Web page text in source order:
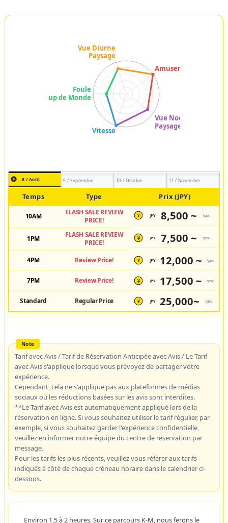
8 / Août 9 / Septembre 10 / Octobre 11 / Novembre
Temps Type Prix (JPY)
10AM
FLASH SALE REVIEW
PRICE!
¥ JPY 8,500 ~ /pax
1PM
FLASH SALE REVIEW
PRICE!
¥ JPY 7,500 ~ /pax
4PM Review Price! ¥ JPY 12,000 ~ /pax
7PM Review Price! ¥ JPY 17,500 ~ /pax
Standard Regular Price ¥ JPY 25,000~ /pax
Tarif avec Avis / Tarif de Réservation Anticipée avec Avis / Le Tarif
avec Avis s'applique lorsque vous prévoyez de partager votre
expérience.
Cependant, cela ne s'applique pas aux plateformes de médias
sociaux où les réductions basées sur les avis sont interdites.
**Le Tarif avec Avis est automatiquement appliqué lors de la
réservation en ligne. Si vous souhaitez utiliser le tarif régulier, par
exemple, si vous souhaitez garder l'expérience confidentielle,
veuillez en informer notre équipe du centre de réservation par
message.
Pour les tarifs les plus récents, veuillez vous référer aux tarifs
indiqués à côté de chaque créneau horaire dans le calendrier ci-
dessous.
Environ 1,5 à 2 heures. Sur ce parcours K-M, nous ferons le